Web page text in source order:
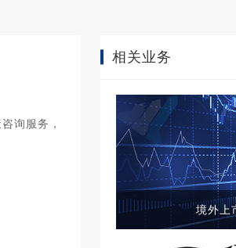
询服务，
相关业务
境外上